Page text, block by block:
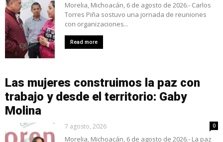
Morelia, Michoacán, 6 de agosto de 2026.- Carlos
Torres Piña sostuvo una jornada de reuniones
con organizaciones...
Read more
Las mujeres construimos la paz con
trabajo y desde el territorio: Gaby
Molina
7 agosto, 2026 0
Morelia, Michoacán, 6 de agosto de 2026.- La paz